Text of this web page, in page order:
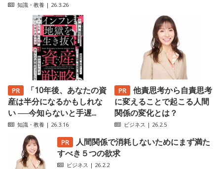
知識・教養 | 26.3.26
「10年後、あなたの資
産は半分になるかもしれな
い ──今知らないと手遅...
知識・教養 | 26.3.16
他責思考から自責思考
に変えることで起こる人間
関係の変化とは？
ビジネス | 26.2.5
人間関係で消耗しないためにまず満た
すべき５つの欲求
ビジネス | 26.2.2